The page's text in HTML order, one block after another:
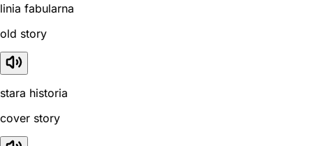
linia fabularna
old story
stara historia
cover story